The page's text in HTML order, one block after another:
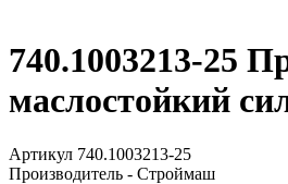
740.1003213-25
маслостойкий
Артикул 740.1003213-25
Производитель - Строймаш